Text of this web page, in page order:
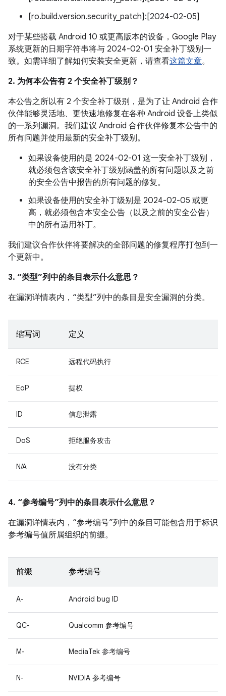
[ro.build.version.security_patch]:[2024-02-05]
对于某些搭载 Android 10 或更高版本的设备，Google Play
系统更新的日期字符串将与 2024-02-01 安全补丁级别一
致。如需详细了解如何安装安全更新，请查看这篇文章。
2. 为何本公告有 2 个安全补丁级别？
本公告之所以有 2 个安全补丁级别，是为了让 Android 合作
伙伴能够灵活地、更快速地修复在各种 Android 设备上类似
的一系列漏洞。我们建议 Android 合作伙伴修复本公告中的
所有问题并使用最新的安全补丁级别。
如果设备使用的是 2024-02-01 这一安全补丁级别，
就必须包含该安全补丁级别涵盖的所有问题以及之前
的安全公告中报告的所有问题的修复。
如果设备使用的安全补丁级别是 2024-02-05 或更
高，就必须包含本安全公告（以及之前的安全公告）
中的所有适用补丁。
我们建议合作伙伴将要解决的全部问题的修复程序打包到一
个更新中。
3. “类型”列中的条目表示什么意思？
在漏洞详情表内，“类型”列中的条目是安全漏洞的分类。
缩写词 定义
RCE 远程代码执行
EoP 提权
ID 信息泄露
DoS 拒绝服务攻击
N/A 没有分类
4. “参考编号”列中的条目表示什么意思？
在漏洞详情表内，“参考编号”列中的条目可能包含用于标识
参考编号值所属组织的前缀。
前缀 参考编号
A- Android bug ID
QC- Qualcomm 参考编号
M- MediaTek 参考编号
N- NVIDIA 参考编号